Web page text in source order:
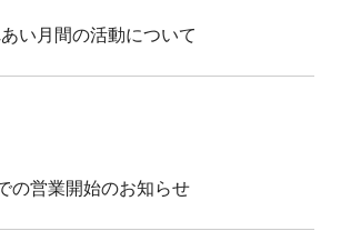
い月間の活動について
の営業開始のお知らせ